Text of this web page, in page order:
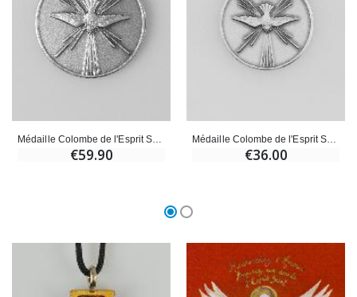
Médaille Colombe de l'Esprit Saint en Argent Massif - 18mm
€59.90
Médaille Colombe de l'Esprit Saint en Argent Massif - 14mm
€36.00